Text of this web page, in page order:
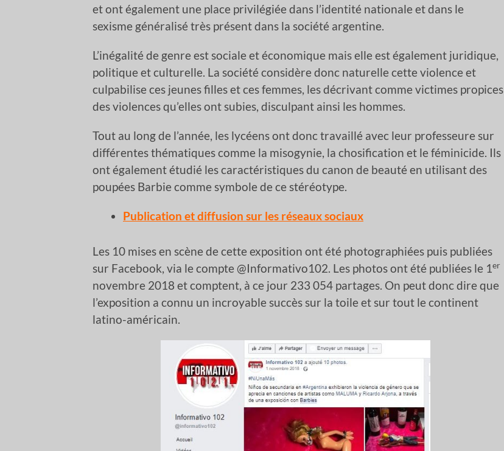
et ont également une place privilégiée dans l’identité nationale et dans le
sexisme généralisé très présent dans la société argentine.
L’inégalité de genre est sociale et économique mais elle est également juridique,
politique et culturelle. La société considère donc naturelle cette violence et
culpabilise ces jeunes filles et ces femmes, les décrivant comme victimes propices
des violences qu’elles ont subies, disculpant ainsi les hommes.
Tout au long de l’année, les lycéens ont donc travaillé avec leur professeure sur
différentes thématiques comme la misogynie, la chosification et le féminicide. Ils
ont également étudié les caractéristiques du canon de beauté en utilisant des
poupées Barbie comme symbole de ce stéréotype.
Publication et diffusion sur les réseaux sociaux
Les 10 mises en scène de cette exposition ont été photographiées puis publiées
sur Facebook, via le compte @Informativo102. Les photos ont été publiées le 1er
novembre 2018 et comptent, à ce jour 233 054 partages. On peut donc dire que
l’exposition a connu un incroyable succès sur la toile et sur tout le continent
latino-américain.